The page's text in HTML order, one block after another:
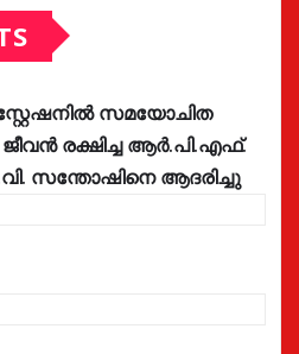
സമയോചിത
രക്ഷിച്ച ആർ.പി.എഫ്.
സന്തോഷിനെ ആദരിച്ചു